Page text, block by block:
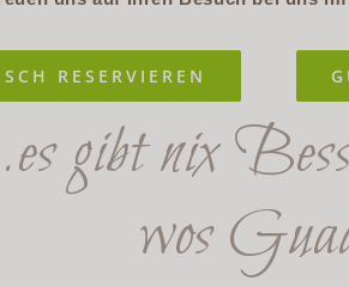
RESERVIEREN
gibt nix
wos